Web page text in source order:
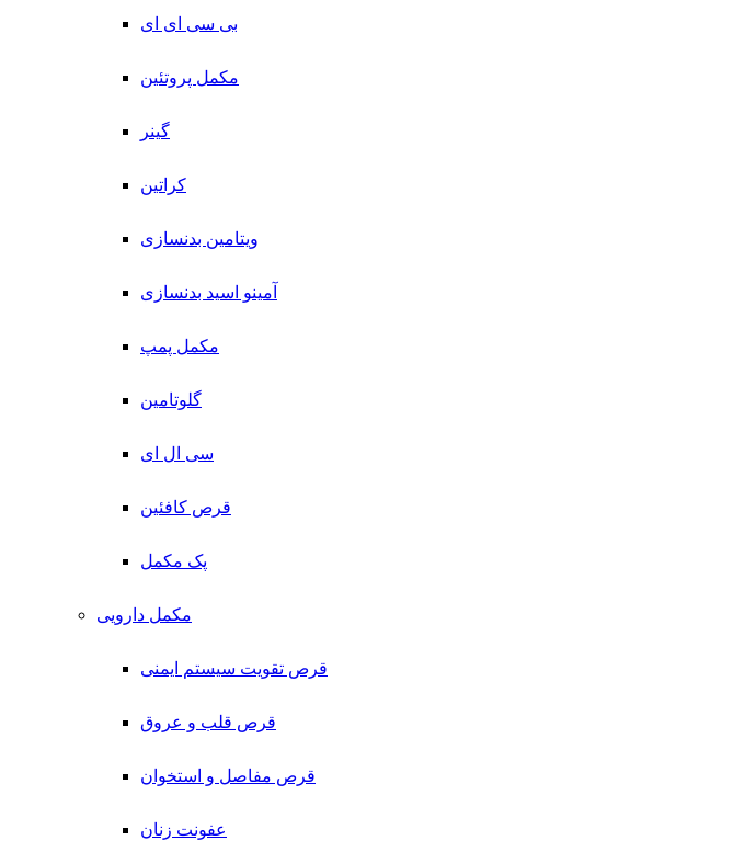
بی سی ای ای
مکمل پروتئین
گینر
کراتین
ویتامین بدنسازی
آمینو اسید بدنسازی
مکمل پمپ
گلوتامین
سی ال ای
قرص کافئین
پک مکمل
مکمل دارویی
قرص تقویت سیستم ایمنی
قرص قلب و عروق
قرص مفاصل و استخوان
عفونت زنان